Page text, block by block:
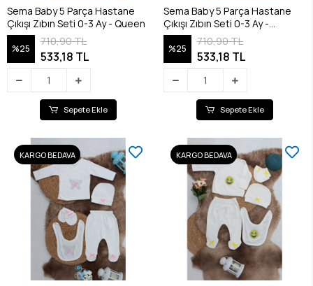
Sema Baby 5 Parça Hastane
Çıkışı Zıbın Seti 0-3 Ay - Queen
%25
710,90 TL
533,18 TL
Sepete Ekle
Sema Baby 5 Parça Hastane
Çıkışı Zıbın Seti 0-3 Ay -
Butterfly
%25
710,90 TL
533,18 TL
Sepete Ekle
KARGO BEDAVA KARGO BEDAVA